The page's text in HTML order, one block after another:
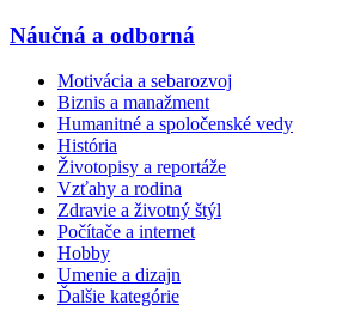
Náučná a odborná
Motivácia a sebarozvoj
Biznis a manažment
Humanitné a spoločenské vedy
História
Životopisy a reportáže
Vzťahy a rodina
Zdravie a životný štýl
Počítače a internet
Hobby
Umenie a dizajn
Ďalšie kategórie